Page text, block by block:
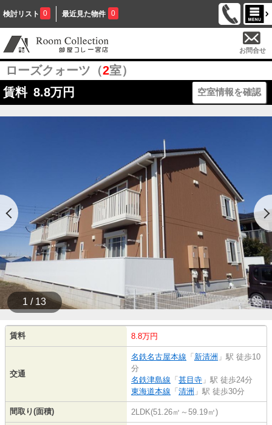
検討リスト 0 最近見た物件 0
お問合せ
ローズクォーツ（2室）
賃料 8.8万円 空室情報を確認
1 / 13
賃料 8.8万円
交通
名鉄名古屋本線 「 新清洲 」駅 徒歩10
分
名鉄津島線 「 甚目寺 」駅 徒歩24分
東海道本線 「 清洲 」駅 徒歩30分
間取り(面積) 2LDK(51.26㎡～59.19㎡)